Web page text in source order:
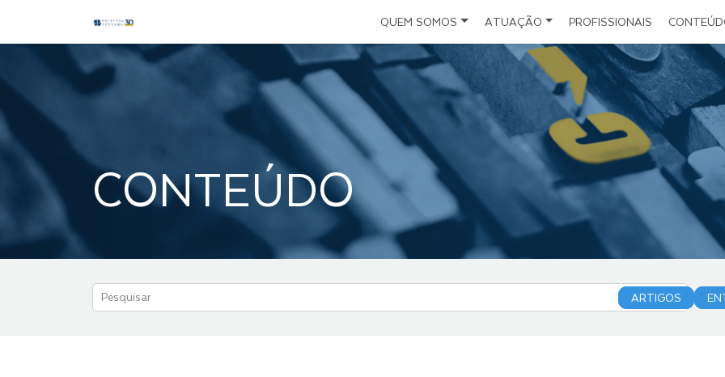
QUEM SOMOS
Escritório
Estrutura
Políticas
Folder Institucional
ATUAÇÃO
Direito do Seguro
Direito Administrativo e da Infraestrutura
Direito Civil Empresarial
Planejamento Sucessório
Direito Digital
Investimentos Estrangeiros
PROFISSIONAIS
Notícias
Artigos
Eventos
CONTEÚDO
ARTIGOS